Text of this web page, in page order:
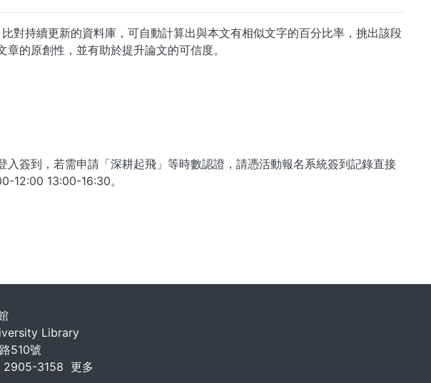
對持續更新的資料庫，可自動計算出與本文有相似文字的百分比率，挑出該段
的原創性，並有助於提升論文的可信度。
簽到，若需申請「深耕起飛」等時數認證，請憑活動報名系統簽到記錄直接
12:00 13:00-16:30。
Library
510號
3158 更多